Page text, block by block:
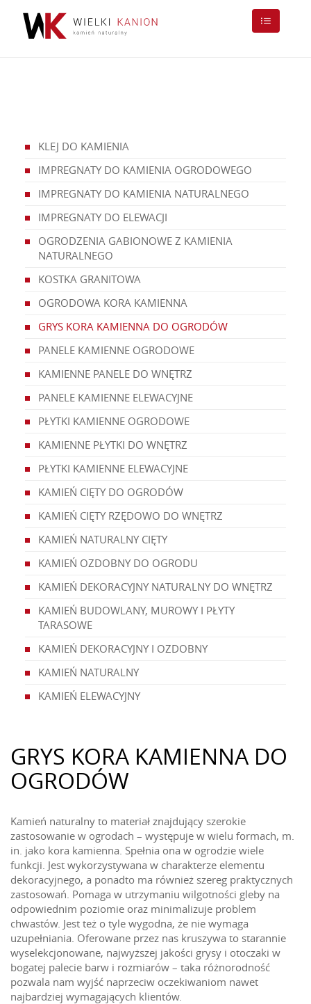
KLEJ DO KAMIENIA
IMPREGNATY DO KAMIENIA OGRODOWEGO
IMPREGNATY DO KAMIENIA NATURALNEGO
IMPREGNATY DO ELEWACJI
OGRODZENIA GABIONOWE Z KAMIENIA
NATURALNEGO
KOSTKA GRANITOWA
OGRODOWA KORA KAMIENNA
GRYS KORA KAMIENNA DO OGRODÓW
PANELE KAMIENNE OGRODOWE
KAMIENNE PANELE DO WNĘTRZ
PANELE KAMIENNE ELEWACYJNE
PŁYTKI KAMIENNE OGRODOWE
KAMIENNE PŁYTKI DO WNĘTRZ
PŁYTKI KAMIENNE ELEWACYJNE
KAMIEŃ CIĘTY DO OGRODÓW
KAMIEŃ CIĘTY RZĘDOWO DO WNĘTRZ
KAMIEŃ NATURALNY CIĘTY
KAMIEŃ OZDOBNY DO OGRODU
KAMIEŃ DEKORACYJNY NATURALNY DO WNĘTRZ
KAMIEŃ BUDOWLANY, MUROWY I PŁYTY
TARASOWE
KAMIEŃ DEKORACYJNY I OZDOBNY
KAMIEŃ NATURALNY
KAMIEŃ ELEWACYJNY
GRYS KORA KAMIENNA DO
OGRODÓW
Kamień naturalny to materiał znajdujący szerokie
zastosowanie w ogrodach – występuje w wielu formach, m.
in. jako kora kamienna. Spełnia ona w ogrodzie wiele
funkcji. Jest wykorzystywana w charakterze elementu
dekoracyjnego, a ponadto ma również szereg praktycznych
zastosowań. Pomaga w utrzymaniu wilgotności gleby na
odpowiednim poziomie oraz minimalizuje problem
chwastów. Jest też o tyle wygodna, że nie wymaga
uzupełniania. Oferowane przez nas kruszywa to starannie
wyselekcjonowane, najwyższej jakości grysy i otoczaki w
bogatej palecie barw i rozmiarów – taka różnorodność
pozwala nam wyjść naprzeciw oczekiwaniom nawet
najbardziej wymagających klientów.